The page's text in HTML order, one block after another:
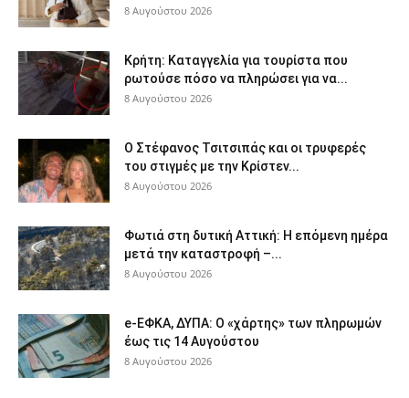
8 Αυγούστου 2026
Κρήτη: Καταγγελία για τουρίστα που
ρωτούσε πόσο να πληρώσει για να...
8 Αυγούστου 2026
Ο Στέφανος Τσιτσιπάς και οι τρυφερές
του στιγμές με την Κρίστεν...
8 Αυγούστου 2026
Φωτιά στη δυτική Αττική: Η επόμενη ημέρα
μετά την καταστροφή –...
8 Αυγούστου 2026
e-ΕΦΚΑ, ΔΥΠΑ: Ο «χάρτης» των πληρωμών
έως τις 14 Αυγούστου
8 Αυγούστου 2026